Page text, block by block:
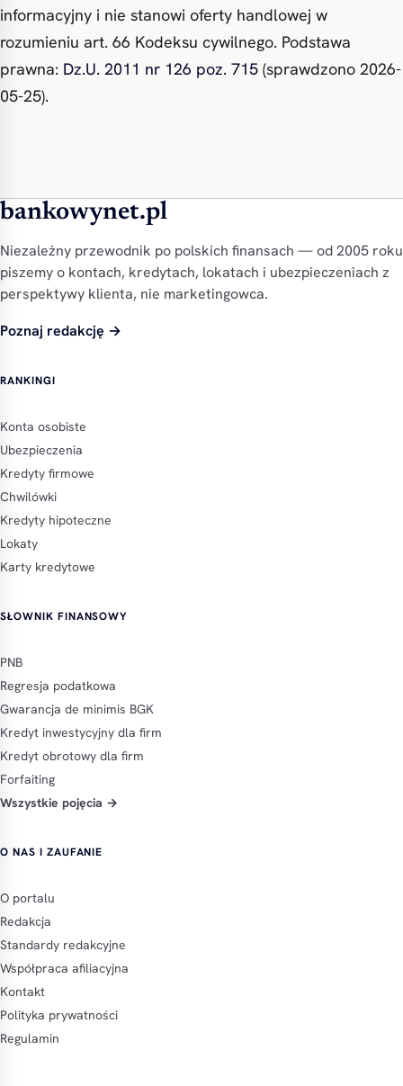
informacyjny i nie stanowi oferty handlowej w
rozumieniu art. 66 Kodeksu cywilnego. Podstawa
prawna: Dz.U. 2011 nr 126 poz. 715 (sprawdzono 2026-
05-25).
bankowynet.pl
Niezależny przewodnik po polskich finansach — od 2005 roku
piszemy o kontach, kredytach, lokatach i ubezpieczeniach z
perspektywy klienta, nie marketingowca.
Poznaj redakcję →
RANKINGI
Konta osobiste
Ubezpieczenia
Kredyty firmowe
Chwilówki
Kredyty hipoteczne
Lokaty
Karty kredytowe
SŁOWNIK FINANSOWY
PNB
Regresja podatkowa
Gwarancja de minimis BGK
Kredyt inwestycyjny dla firm
Kredyt obrotowy dla firm
Forfaiting
Wszystkie pojęcia →
O NAS I ZAUFANIE
O portalu
Redakcja
Standardy redakcyjne
Współpraca afiliacyjna
Kontakt
Polityka prywatności
Regulamin